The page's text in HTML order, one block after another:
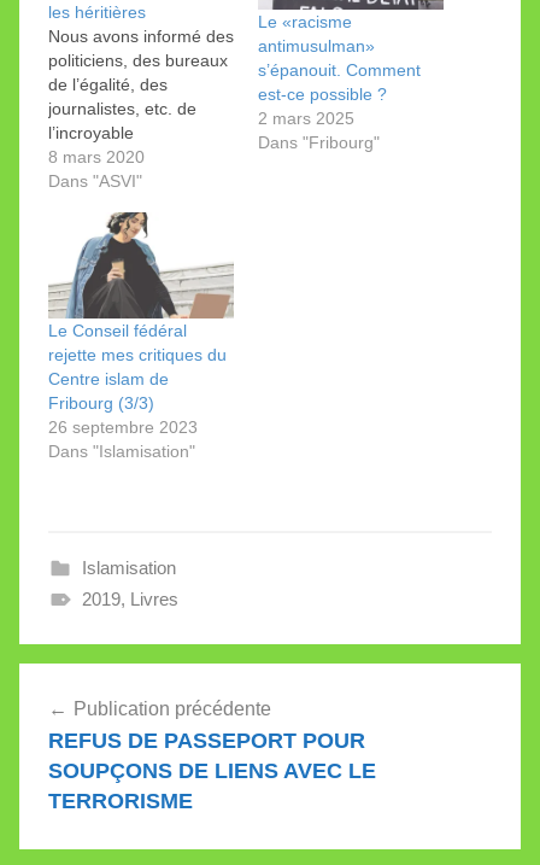
les héritières
Nous avons informé des
politiciens, des bureaux
de l’égalité, des
journalistes, etc. de
l’incroyable
démonstration du
Centre islam et société
défavoriser une femme
dans l’héritage. Bilan.
Je vous l’ avais révélé
en novembre dernier: le
Centre suisse islam et
société (CSIS),
organisme financé par
les…
8 mars 2020
Dans "ASVI"
Le «racisme
antimusulman»
s’épanouit. Comment
est-ce possible ?
2 mars 2025
Dans "Fribourg"
Le Conseil fédéral
rejette mes critiques du
Centre islam de
Fribourg (3/3)
26 septembre 2023
Dans "Islamisation"
Islamisation
2019, Livres
de
l’article
Publication précédente
REFUS DE PASSEPORT POUR
SOUPÇONS DE LIENS AVEC LE
TERRORISME